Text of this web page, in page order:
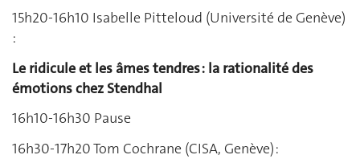
15h20-16h10 Isabelle Pitteloud (Université de Genève)
:
Le ridicule et les âmes tendres : la rationalité des
émotions chez Stendhal
16h10-16h30 Pause
16h30-17h20 Tom Cochrane (CISA, Genève) :